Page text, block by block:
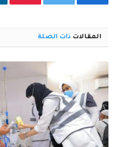
فيسبوك تويتر
المقالات ذات الصلة